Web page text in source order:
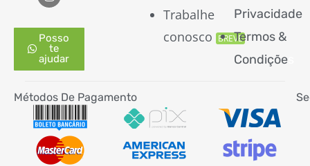
Posso
te
ajudar
Trabalhe
conosco BREVE
Privacidade
Termos &
Condiçõe
Métodos De Pagamento